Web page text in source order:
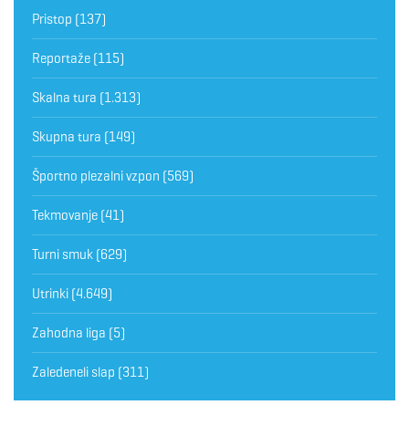
Pristop (137)
Reportaže (115)
Skalna tura (1.313)
Skupna tura (149)
Športno plezalni vzpon (569)
Tekmovanje (41)
Turni smuk (629)
Utrinki (4.649)
Zahodna liga (5)
Zaledeneli slap (311)